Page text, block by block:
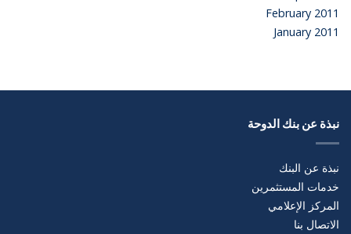
February 2011
January 2011
نبذة عن بنك الدوحة
نبذة عن البنك
خدمات المستثمرين
المركز الإعلامي
الاتصال بنا